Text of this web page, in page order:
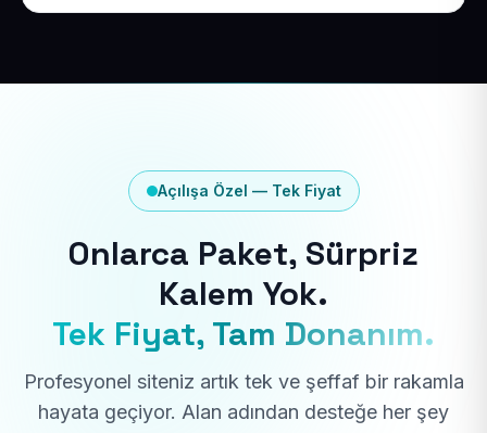
Açılışa Özel — Tek Fiyat
Onlarca Paket, Sürpriz
Kalem Yok.
Tek Fiyat, Tam Donanım.
Profesyonel siteniz artık tek ve şeffaf bir rakamla
hayata geçiyor. Alan adından desteğe her şey